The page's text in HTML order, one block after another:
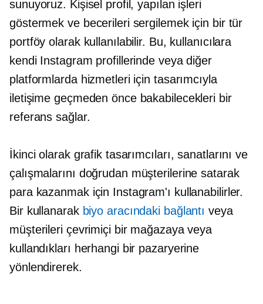
sunuyoruz. Kişisel profil, yapılan işleri
göstermek ve becerileri sergilemek için bir tür
portföy olarak kullanılabilir. Bu, kullanıcılara
kendi Instagram profillerinde veya diğer
platformlarda hizmetleri için tasarımcıyla
iletişime geçmeden önce bakabilecekleri bir
referans sağlar.
İkinci olarak grafik tasarımcıları, sanatlarını ve
çalışmalarını doğrudan müşterilerine satarak
para kazanmak için Instagram'ı kullanabilirler.
Bir kullanarak biyo aracındaki bağlantı veya
müşterileri çevrimiçi bir mağazaya veya
kullandıkları herhangi bir pazaryerine
yönlendirerek.